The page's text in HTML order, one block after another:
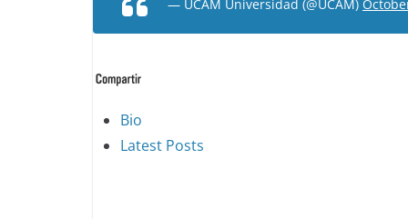
— UCAM Universidad (@UCAM)
The
following
Bio
Latest Posts